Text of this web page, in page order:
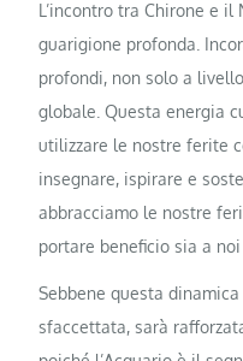
L’incontro tra Chirone e
guarigione profonda.
profondi, non solo a
globale. Questa energia
utilizzare le nostre ferite
insegnare, ispirare e
abbracciamo le nostre
portare beneficio sia a
Sebbene questa
sfaccettata, sarà